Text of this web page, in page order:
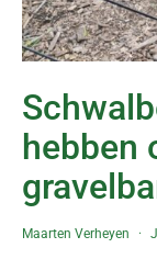
hebben
Maarten Verheyen